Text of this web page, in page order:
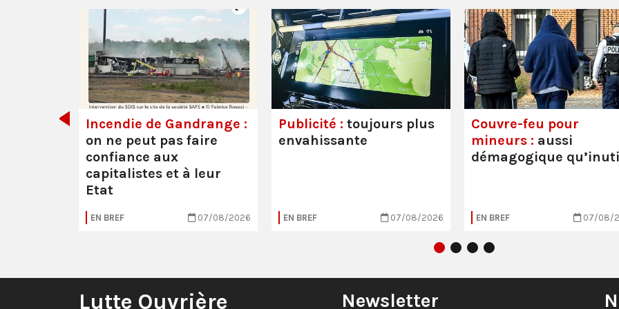
Incendie de Gandrange :
on ne peut pas faire
confiance aux
capitalistes et à leur
Etat
EN BREF 07/08/2026
Publicité : toujours plus
envahissante
EN BREF 07/08/2026
Couvre-feu pour
mineurs : aussi
démagogique
EN BREF 07/08/
Lutte Ouvrière Newsletter